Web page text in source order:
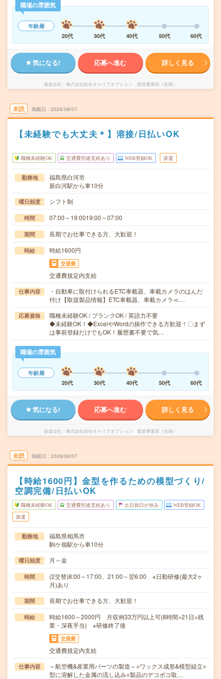
職場の雰囲気
年齢層
20代
30代 40代 50代 60代
気になる! 応募へ進む 詳しく見る
派遣会社 株式会社綜合キャリアオプション 製造事業部（全国）
未読 掲載日 2026/08/07
【未経験でも大丈夫＊】溶接/日払いOK
職種未経験OK 交通費別途支給あり WEB登録OK 派遣
勤務地
福島県白河市
新白河駅から車10分
曜日頻度 シフト制
時間 07:00～19:0019:00～07:00
期間 長期でお仕事できる方、大歓迎！
時給 時給1600円
交通費
交通費規定内支給
仕事内容
・自動車に取付けられるETC車載器、車載カメラのはんだ
付け【取扱製品情報】ETC車載器、車載カメラ≪…
応募資格
職種未経験OK / ブランクOK / 英語力不要
◆未経験OK！◆ExcelやWordの操作できる方歓迎！〇まず
は事前登録だけでもOK！履歴書不要で気…
職場の雰囲気
年齢層
20代
30代 40代 50代 60代
気になる! 応募へ進む 詳しく見る
派遣会社 株式会社綜合キャリアオプション 製造事業部（全国）
未読 掲載日 2026/08/07
【時給1600円】金型を作るための模型づくり/
空調完備/日払いOK
職種未経験OK 交通費別途支給あり 土日祝日が休み WEB登録OK
派遣
勤務地
福島県相馬市
駒ケ嶺駅から車10分
曜日頻度 月～金
時間
(2交替)8:00～17:00、21:00～翌6:00 ※日勤研修(最大2ヶ
月)あり
期間 長期でお仕事できる方、大歓迎！
時給
時給1600～2000円 月収例33万円以上可(8時間×21日+残
業・深夜手当) ※研修終了後
交通費
交通費規定内支給
仕事内容
～航空機&産業用パーツの製造～○ワックス成形&模型組立○
型に溶解した金属の流し込み○製品のデコボコ取…